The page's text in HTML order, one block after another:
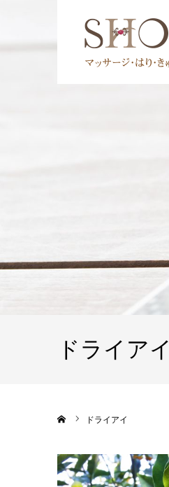
ドライアイ
ドライアイ